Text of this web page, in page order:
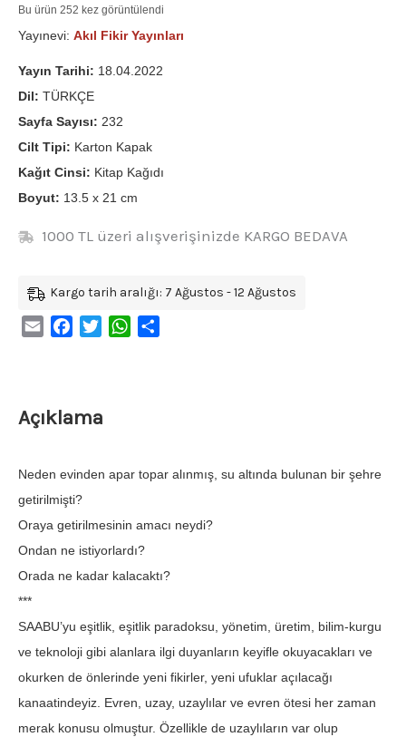
Bu ürün 252 kez görüntülendi
Yayınevi: Akıl Fikir Yayınları
Yayın Tarihi: 18.04.2022
Dil: TÜRKÇE
Sayfa Sayısı: 232
Cilt Tipi: Karton Kapak
Kağıt Cinsi: Kitap Kağıdı
Boyut: 13.5 x 21 cm
1000 TL üzeri alışverişinizde KARGO BEDAVA
Kargo tarih aralığı: 7 Ağustos - 12 Ağustos
Email FacebookTwitterWhatsApp
Açıklama
Neden evinden apar topar alınmış, su altında bulunan bir şehre
getirilmişti?
Oraya getirilmesinin amacı neydi?
Ondan ne istiyorlardı?
Orada ne kadar kalacaktı?
***
SAABU’yu eşitlik, eşitlik paradoksu, yönetim, üretim, bilim-kurgu
ve teknoloji gibi alanlara ilgi duyanların keyifle okuyacakları ve
okurken de önlerinde yeni fikirler, yeni ufuklar açılacağı
kanaatindeyiz. Evren, uzay, uzaylılar ve evren ötesi her zaman
merak konusu olmuştur. Özellikle de uzaylıların var olup